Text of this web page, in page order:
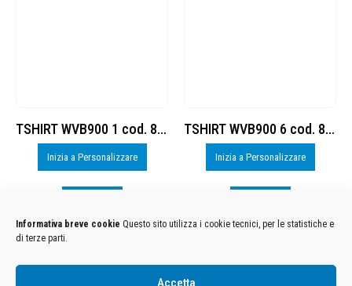
Informativa breve cookie Questo sito utilizza i cookie tecnici, per le statistiche e
di terze parti.
Accetta
TSHIRT WVB900 1 cod. 8377882 TSHIRT WVB900 6 cod. 8377882
Inizia a Personalizzare Inizia a Personalizzare
Condizioni Generali di Utilizzo-Cookies-Privacy